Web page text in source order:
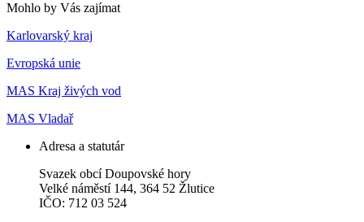
Mohlo by Vás zajímat
Karlovarský kraj
Evropská unie
MAS Kraj živých vod
MAS Vladař
Adresa a statutár
Svazek obcí Doupovské hory
Velké náměstí 144, 364 52 Žlutice
IČO: 712 03 524